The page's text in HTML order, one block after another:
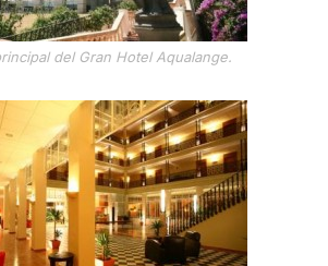
del Gran Hotel Aqualange.